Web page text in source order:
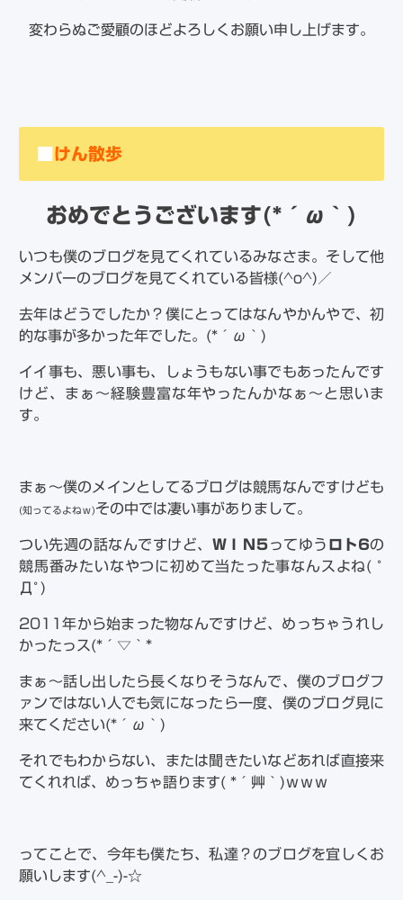
変わらぬご愛顧のほどよろしくお願い申し上げます。
けん散歩
おめでとうございます(*´ω｀)
いつも僕のブログを見てくれているみなさま。そして他
メンバーのブログを見てくれている皆様(^o^)／
去年はどうでしたか？僕にとってはなんやかんやで、初
的な事が多かった年でした。(*´ω｀)
イイ事も、悪い事も、しょうもない事でもあったんです
けど、まぁ～経験豊富な年やったんかなぁ～と思いま
す。
まぁ～僕のメインとしてるブログは競馬なんですけども
(知ってるよねｗ) その中では凄い事がありまして。
つい先週の話なんですけど、 ＷＩＮ5ってゆう ロト6の
競馬番みたいなやつに初めて当たった事なんスよね( ﾟ
Дﾟ)
2011年から始まった物なんですけど、めっちゃうれし
かったっス(*´▽｀*
まぁ～話し出したら長くなりそうなんで、僕のブログフ
ァンではない人でも気になったら一度、僕のブログ見に
来てください(*´ω｀)
それでもわからない、または聞きたいなどあれば直接来
てくれれば、めっちゃ語ります( *´艸｀)ｗｗｗ
ってことで、今年も僕たち、私達？のブログを宜しくお
願いします(^_-)-☆